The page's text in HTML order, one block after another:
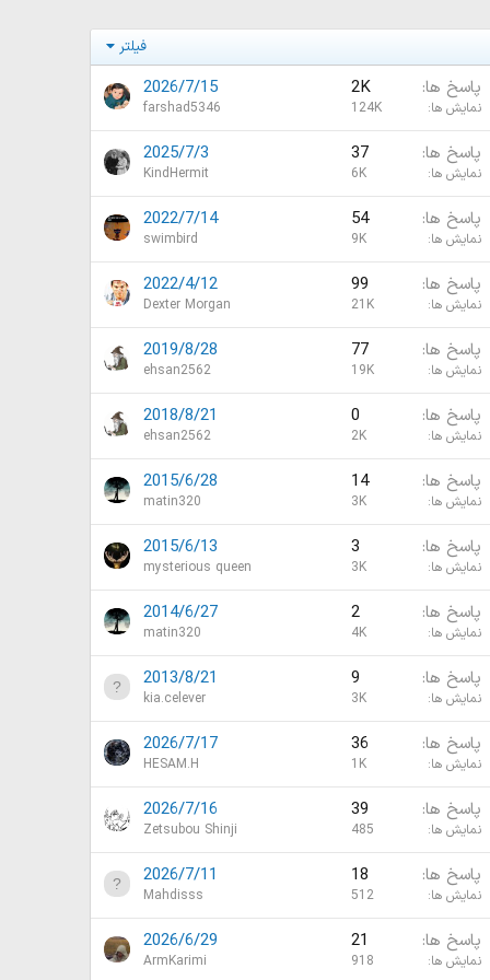
فیلتر
پاسخ ها 2K
نمایش ها 124K
2026/7/15
farshad5346
پاسخ ها 37
نمایش ها 6K
2025/7/3
KindHermit
پاسخ ها 54
نمایش ها 9K
2022/7/14
swimbird
پاسخ ها 99
نمایش ها 21K
2022/4/12
Dexter Morgan
پاسخ ها 77
نمایش ها 19K
2019/8/28
ehsan2562
پاسخ ها 0
نمایش ها 2K
2018/8/21
ehsan2562
پاسخ ها 14
نمایش ها 3K
2015/6/28
matin320
پاسخ ها 3
نمایش ها 3K
2015/6/13
mysterious queen
پاسخ ها 2
نمایش ها 4K
2014/6/27
matin320
پاسخ ها 9
نمایش ها 3K
2013/8/21
kia.celever
پاسخ ها 36
نمایش ها 1K
2026/7/17
HESAM.H
پاسخ ها 39
نمایش ها 485
2026/7/16
Zetsubou Shinji
پاسخ ها 18
نمایش ها 512
2026/7/11
Mahdisss
پاسخ ها 21
نمایش ها 918
2026/6/29
ArmKarimi